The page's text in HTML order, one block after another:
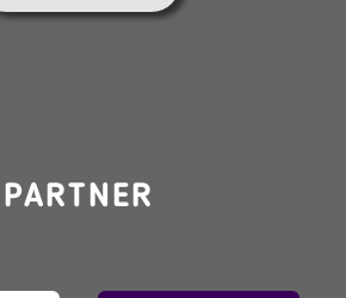
PARTNER